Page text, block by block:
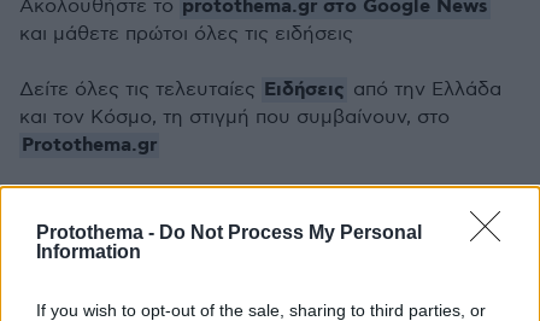
Protothema - Do Not Process My Personal
Information
If you wish to opt-out of the sale, sharing to third parties, or
Thema Insights
Ακολουθήστε το protothema.gr στο Google News
και μάθετε πρώτοι όλες τις ειδήσεις
Δείτε όλες τις τελευταίες Ειδήσεις από την Ελλάδα
και τον Κόσμο, τη στιγμή που συμβαίνουν, στο
Protothema.gr